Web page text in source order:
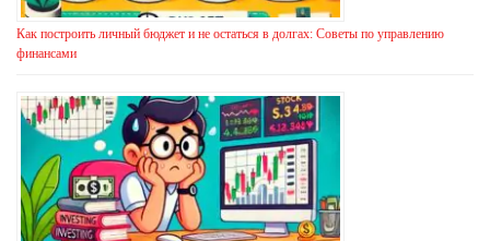
Как построить личный бюджет и не остаться в долгах: Советы по управлению
финансами